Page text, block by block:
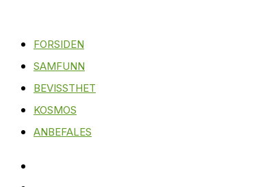
FORSIDEN
SAMFUNN
BEVISSTHET
KOSMOS
ANBEFALES